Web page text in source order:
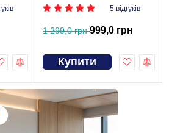
5 відгуків
1 299,0 грн999,0 грн
Купити